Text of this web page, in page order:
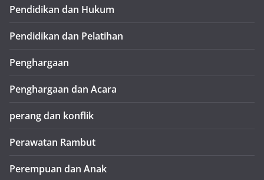
Pendidikan dan Hukum
Pendidikan dan Pelatihan
Penghargaan
Penghargaan dan Acara
perang dan konflik
Perawatan Rambut
Perempuan dan Anak